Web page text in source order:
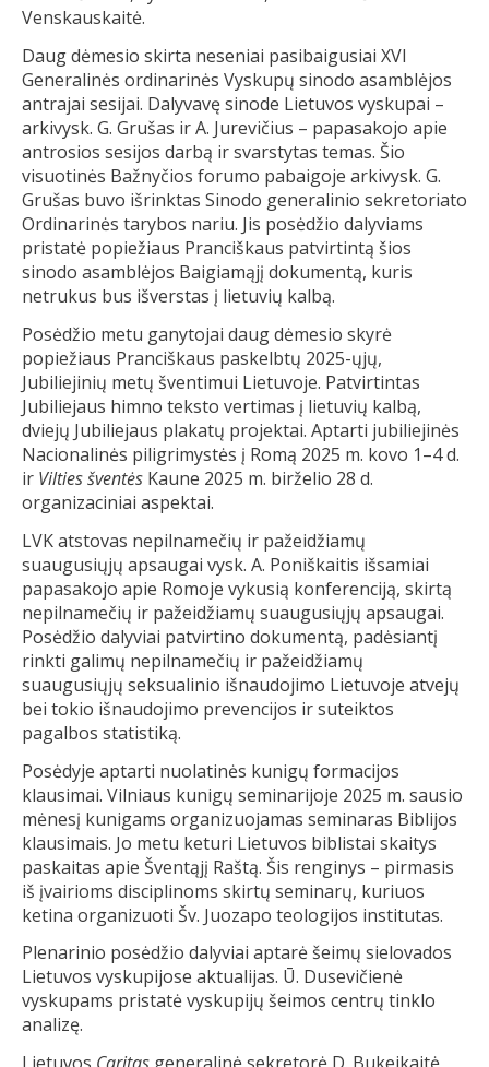
Venskauskaitė.
Daug dėmesio skirta neseniai pasibaigusiai XVI
Generalinės ordinarinės Vyskupų sinodo asamblėjos
antrajai sesijai. Dalyvavę sinode Lietuvos vyskupai –
arkivysk. G. Grušas ir A. Jurevičius – papasakojo apie
antrosios sesijos darbą ir svarstytas temas. Šio
visuotinės Bažnyčios forumo pabaigoje arkivysk. G.
Grušas buvo išrinktas Sinodo generalinio sekretoriato
Ordinarinės tarybos nariu. Jis posėdžio dalyviams
pristatė popiežiaus Pranciškaus patvirtintą šios
sinodo asamblėjos Baigiamąjį dokumentą, kuris
netrukus bus išverstas į lietuvių kalbą.
Posėdžio metu ganytojai daug dėmesio skyrė
popiežiaus Pranciškaus paskelbtų 2025-ųjų,
Jubiliejinių metų šventimui Lietuvoje. Patvirtintas
Jubiliejaus himno teksto vertimas į lietuvių kalbą,
dviejų Jubiliejaus plakatų projektai. Aptarti jubiliejinės
Nacionalinės piligrimystės į Romą 2025 m. kovo 1–4 d.
ir Vilties šventės Kaune 2025 m. birželio 28 d.
organizaciniai aspektai.
LVK atstovas nepilnamečių ir pažeidžiamų
suaugusiųjų apsaugai vysk. A. Poniškaitis išsamiai
papasakojo apie Romoje vykusią konferenciją, skirtą
nepilnamečių ir pažeidžiamų suaugusiųjų apsaugai.
Posėdžio dalyviai patvirtino dokumentą, padėsiantį
rinkti galimų nepilnamečių ir pažeidžiamų
suaugusiųjų seksualinio išnaudojimo Lietuvoje atvejų
bei tokio išnaudojimo prevencijos ir suteiktos
pagalbos statistiką.
Posėdyje aptarti nuolatinės kunigų formacijos
klausimai. Vilniaus kunigų seminarijoje 2025 m. sausio
mėnesį kunigams organizuojamas seminaras Biblijos
klausimais. Jo metu keturi Lietuvos biblistai skaitys
paskaitas apie Šventąjį Raštą. Šis renginys – pirmasis
iš įvairioms disciplinoms skirtų seminarų, kuriuos
ketina organizuoti Šv. Juozapo teologijos institutas.
Plenarinio posėdžio dalyviai aptarė šeimų sielovados
Lietuvos vyskupijose aktualijas. Ū. Dusevičienė
vyskupams pristatė vyskupijų šeimos centrų tinklo
analizę.